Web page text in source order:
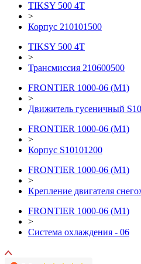
TIKSY 500 4T
>
Корпус 210101500
TIKSY 500 4T
>
Трансмиссия 210600500
FRONTIER 1000-06 (М1)
>
Движитель гусеничный
FRONTIER 1000-06 (М1)
>
Корпус S10101200
FRONTIER 1000-06 (М1)
>
Крепление двигателя
FRONTIER 1000-06 (М1)
>
Система охлаждения - 06